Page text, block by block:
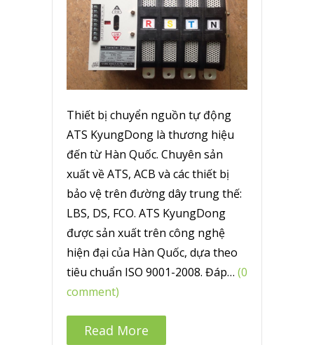
Thiết bị chuyển nguồn tự động
ATS KyungDong là thương hiệu
đến từ Hàn Quốc. Chuyên sản
xuất về ATS, ACB và các thiết bị
bảo vệ trên đường dây trung thế:
LBS, DS, FCO. ATS KyungDong
được sản xuất trên công nghệ
hiện đại của Hàn Quốc, dựa theo
tiêu chuẩn ISO 9001-2008. Đáp… (0
comment)
Read More